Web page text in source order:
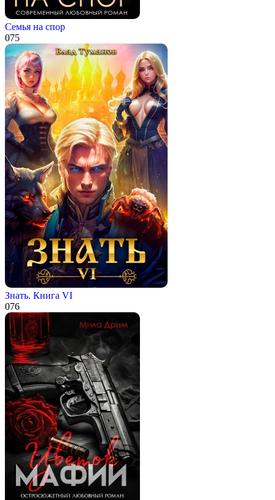
Семья на спор
075
Знать. Книга VI
076